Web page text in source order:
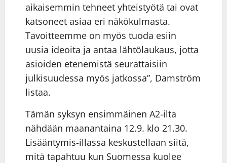
aikaisemmin tehneet yhteistyötä tai ovat
katsoneet asiaa eri näkökulmasta.
Tavoitteemme on myös tuoda esiin
uusia ideoita ja antaa lähtölaukaus, jotta
asioiden etenemistä seurattaisiin
julkisuudessa myös jatkossa”, Damström
listaa.
Tämän syksyn ensimmäinen A2-ilta
nähdään maanantaina 12.9. klo 21.30.
Lisääntymis-illassa keskustellaan siitä,
mitä tapahtuu kun Suomessa kuolee